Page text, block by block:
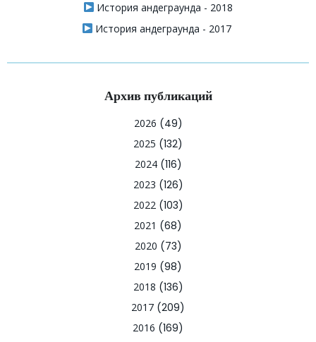
История андеграунда - 2018
История андеграунда - 2017
Архив публикаций
2026 (49)
2025 (132)
2024(116)
2023 (126)
2022(103)
2021 (68)
2020 (73)
2019 (98)
2018 (136)
2017 (209)
2016 (169)